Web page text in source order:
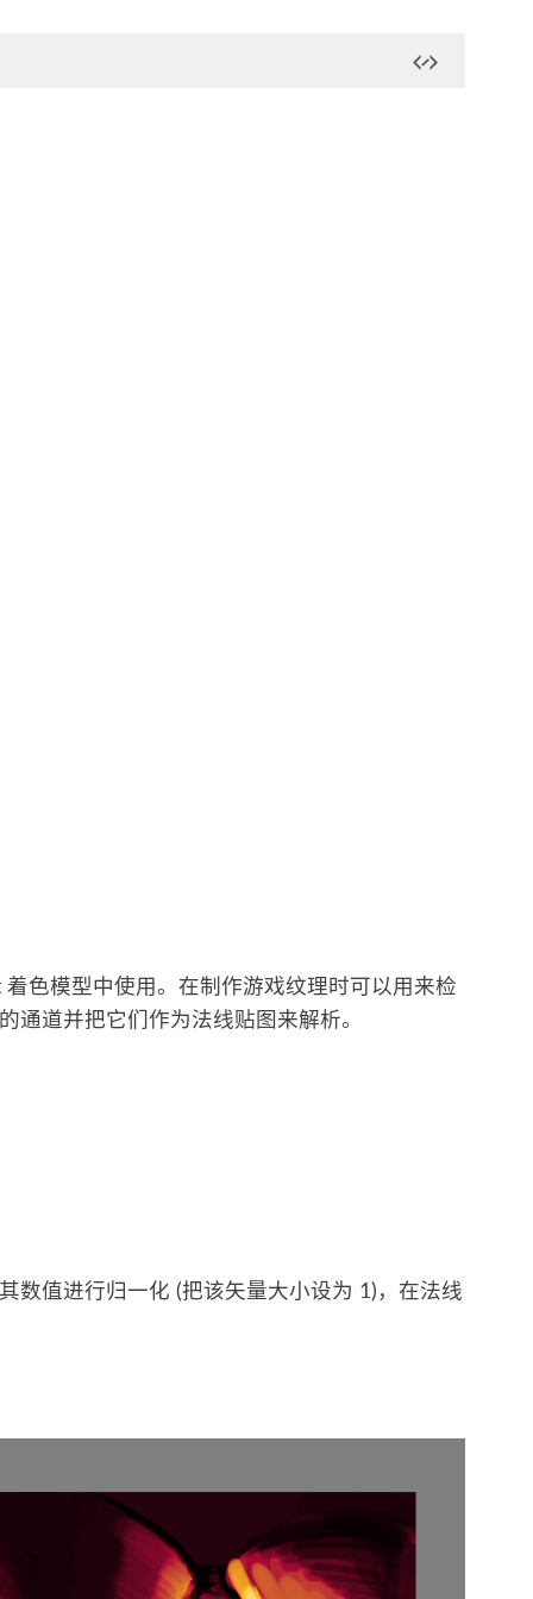
色模型中使用。在制作游戏纹理时可以用来检
通道并把它们作为法线贴图来解析。
数值进行归一化 (把该矢量大小设为 1)，在法线